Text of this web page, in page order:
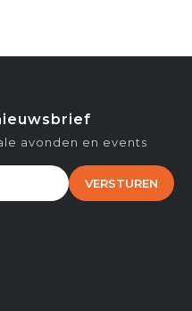
avonden en events
VERSTUREN